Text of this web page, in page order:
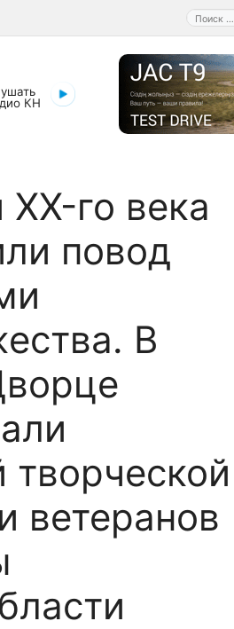
Поиск:
КН
го века
повод
В
творческой
ветеранов